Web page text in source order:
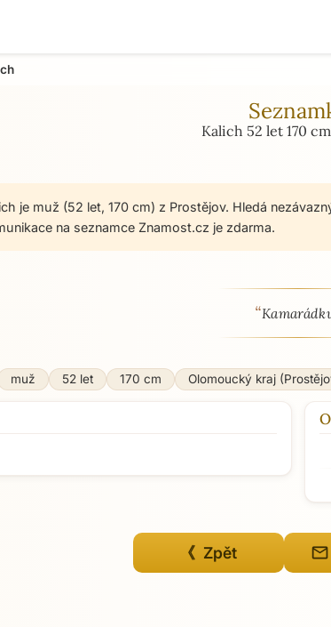
Kalich 52 let 170
je muž (52 let, 170 cm) z Prostějov. Hledá
na seznamce Znamost.cz je zdarma.
“
muž 52 let 170 cm Olomoucký kraj
《 Zpět mail